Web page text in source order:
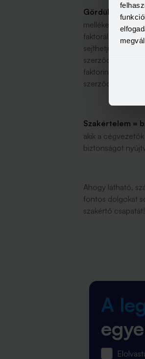
Gördülékeny
mellékes kérdés,
faktorálás díja. A
sejthetjük, hogy
szerződéskötés,
faktoring
szerződéskötés
Szakértelem =
akik a
biztonságot
Ahogy látható,
fontos dolgokat
szakértő csapatát!
A